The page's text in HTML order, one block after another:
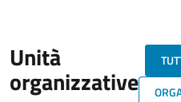
Unità
organizzative